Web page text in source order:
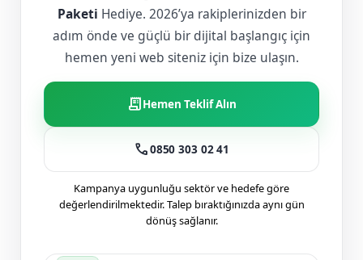
Paketi Hediye. 2026’ya rakiplerinizden bir
adım önde ve güçlü bir dijital başlangıç için
hemen yeni web siteniz için bize ulaşın.
receipt_longHemen Teklif Alın
call0850 303 02 41
Kampanya uygunluğu sektör ve hedefe göre
değerlendirilmektedir. Talep bıraktığınızda aynı gün
dönüş sağlanır.